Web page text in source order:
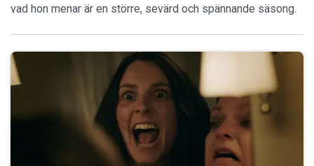
vad hon menar är en större, sevärd och spännande säsong.